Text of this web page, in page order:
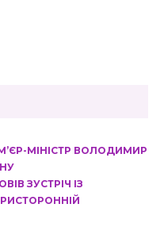
МІНІСТР ВОЛОДИМИР
ЗУСТРІЧ ІЗ